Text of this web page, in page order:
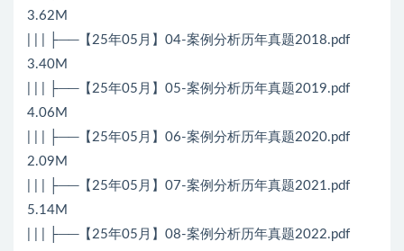
3.62M
| | | ├──【25年05月】04-案例分析历年真题2018.pdf
3.40M
| | | ├──【25年05月】05-案例分析历年真题2019.pdf
4.06M
| | | ├──【25年05月】06-案例分析历年真题2020.pdf
2.09M
| | | ├──【25年05月】07-案例分析历年真题2021.pdf
5.14M
| | | ├──【25年05月】08-案例分析历年真题2022.pdf